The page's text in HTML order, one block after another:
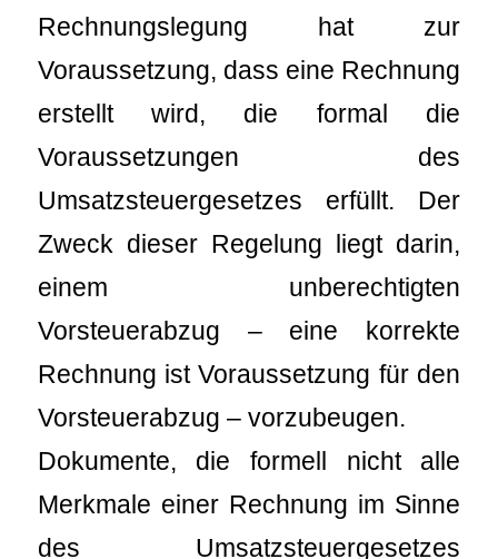
Rechnungslegung hat zur
Voraussetzung, dass eine Rechnung
erstellt wird, die formal die
Voraussetzungen des
Umsatzsteuergesetzes erfüllt. Der
Zweck dieser Regelung liegt darin,
einem unberechtigten
Vorsteuerabzug – eine korrekte
Rechnung ist Voraussetzung für den
Vorsteuerabzug – vorzubeugen.
Dokumente, die formell nicht alle
Merkmale einer Rechnung im Sinne
des Umsatzsteuergesetzes